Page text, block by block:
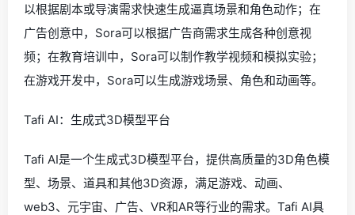
以根据剧本或导演需求快速生成逼真场景和角色动作；在
广告创意中，Sora可以根据广告商需求生成各种创意视
频；在教育培训中，Sora可以制作教学视频和模拟实验；
在游戏开发中，Sora可以生成游戏场景、角色和动画等。
Tafi AI：生成式3D模型平台
Tafi AI是一个生成式3D模型平台，提供高质量的3D角色模
型、场景、道具和其他3D资源，满足游戏、动画、
web3、元宇宙、广告、VR和AR等行业的需求。Tafi AI具